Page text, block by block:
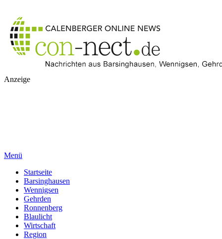
Anzeige
Menü
Startseite
Barsinghausen
Wennigsen
Gehrden
Ronnenberg
Blaulicht
Wirtschaft
Region